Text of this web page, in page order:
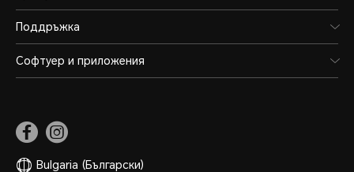
Поддръжка
Софтуер и приложения
Bulgaria (Български)